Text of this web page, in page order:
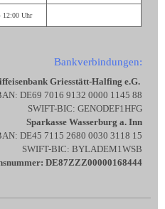
12:00 Uhr
Bankverbindungen:
Griesstätt-Halfing e.G.
DE69 7016 9132 0000 1145 88
SWIFT-BIC: GENODEF1HFG
Sparkasse Wasserburg a. Inn
DE45 7115 2680 0030 3118 15
SWIFT-BIC: BYLADEM1WSB
DE87ZZZ00000168444